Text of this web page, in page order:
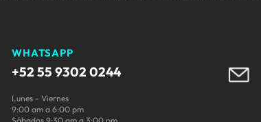
WHATSAPP
+52 55 9302 0244
Lunes - Viernes
9:00 am a 6:00 pm